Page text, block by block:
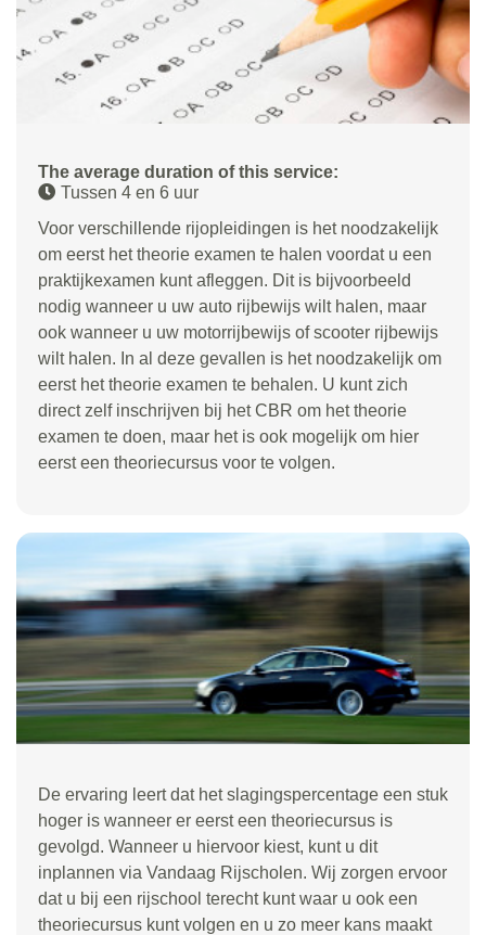
The average duration of this service:
Tussen 4 en 6 uur
Voor verschillende rijopleidingen is het noodzakelijk
om eerst het theorie examen te halen voordat u een
praktijkexamen kunt afleggen. Dit is bijvoorbeeld
nodig wanneer u uw auto rijbewijs wilt halen, maar
ook wanneer u uw motorrijbewijs of scooter rijbewijs
wilt halen. In al deze gevallen is het noodzakelijk om
eerst het theorie examen te behalen. U kunt zich
direct zelf inschrijven bij het CBR om het theorie
examen te doen, maar het is ook mogelijk om hier
eerst een theoriecursus voor te volgen.
De ervaring leert dat het slagingspercentage een stuk
hoger is wanneer er eerst een theoriecursus is
gevolgd. Wanneer u hiervoor kiest, kunt u dit
inplannen via Vandaag Rijscholen. Wij zorgen ervoor
dat u bij een rijschool terecht kunt waar u ook een
theoriecursus kunt volgen en u zo meer kans maakt